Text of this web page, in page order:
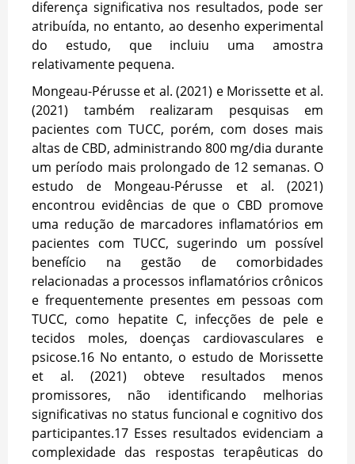
diferença significativa nos resultados, pode ser
atribuída, no entanto, ao desenho experimental
do estudo, que incluiu uma amostra
relativamente pequena.
Mongeau-Pérusse et al. (2021) e Morissette et al.
(2021) também realizaram pesquisas em
pacientes com TUCC, porém, com doses mais
altas de CBD, administrando 800 mg/dia durante
um período mais prolongado de 12 semanas. O
estudo de Mongeau-Pérusse et al. (2021)
encontrou evidências de que o CBD promove
uma redução de marcadores inflamatórios em
pacientes com TUCC, sugerindo um possível
benefício na gestão de comorbidades
relacionadas a processos inflamatórios crônicos
e frequentemente presentes em pessoas com
TUCC, como hepatite C, infecções de pele e
tecidos moles, doenças cardiovasculares e
psicose.16 No entanto, o estudo de Morissette
et al. (2021) obteve resultados menos
promissores, não identificando melhorias
significativas no status funcional e cognitivo dos
participantes.17 Esses resultados evidenciam a
complexidade das respostas terapêuticas do